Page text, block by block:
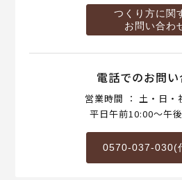
つくり方に関
お問い合わ
電話でのお問い
営業時間 ： 土・日・
平日午前10:00～午
0570-037-030(